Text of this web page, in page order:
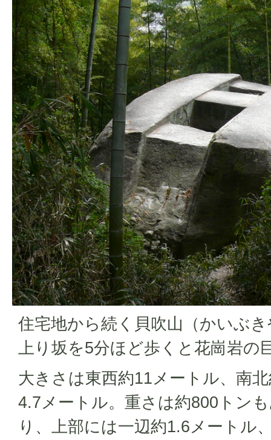
住宅地から続く貝吹山（かいぶ
上り坂を5分ほど歩くと花崗岩の
大きさは東西約11メートル、南
4.7メートル。重さは約800トン
り、上部には一辺約1.6メートル